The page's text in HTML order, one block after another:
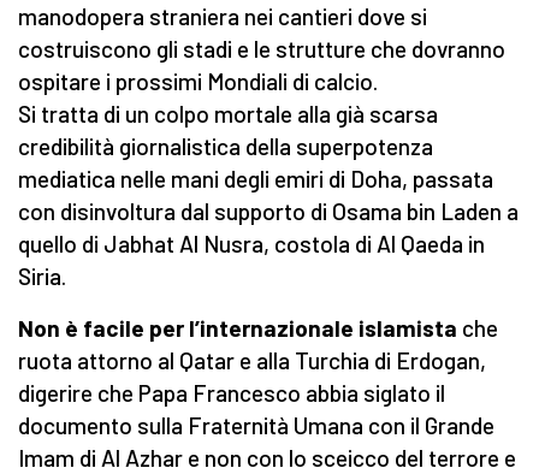
manodopera straniera nei cantieri dove si
costruiscono gli stadi e le strutture che dovranno
ospitare i prossimi Mondiali di calcio.
Si tratta di un colpo mortale alla già scarsa
credibilità giornalistica della superpotenza
mediatica nelle mani degli emiri di Doha, passata
con disinvoltura dal supporto di Osama bin Laden a
quello di Jabhat Al Nusra, costola di Al Qaeda in
Siria.
Non è facile per l’internazionale islamista che
ruota attorno al Qatar e alla Turchia di Erdogan,
digerire che Papa Francesco abbia siglato il
documento sulla Fraternità Umana con il Grande
Imam di Al Azhar e non con lo sceicco del terrore e